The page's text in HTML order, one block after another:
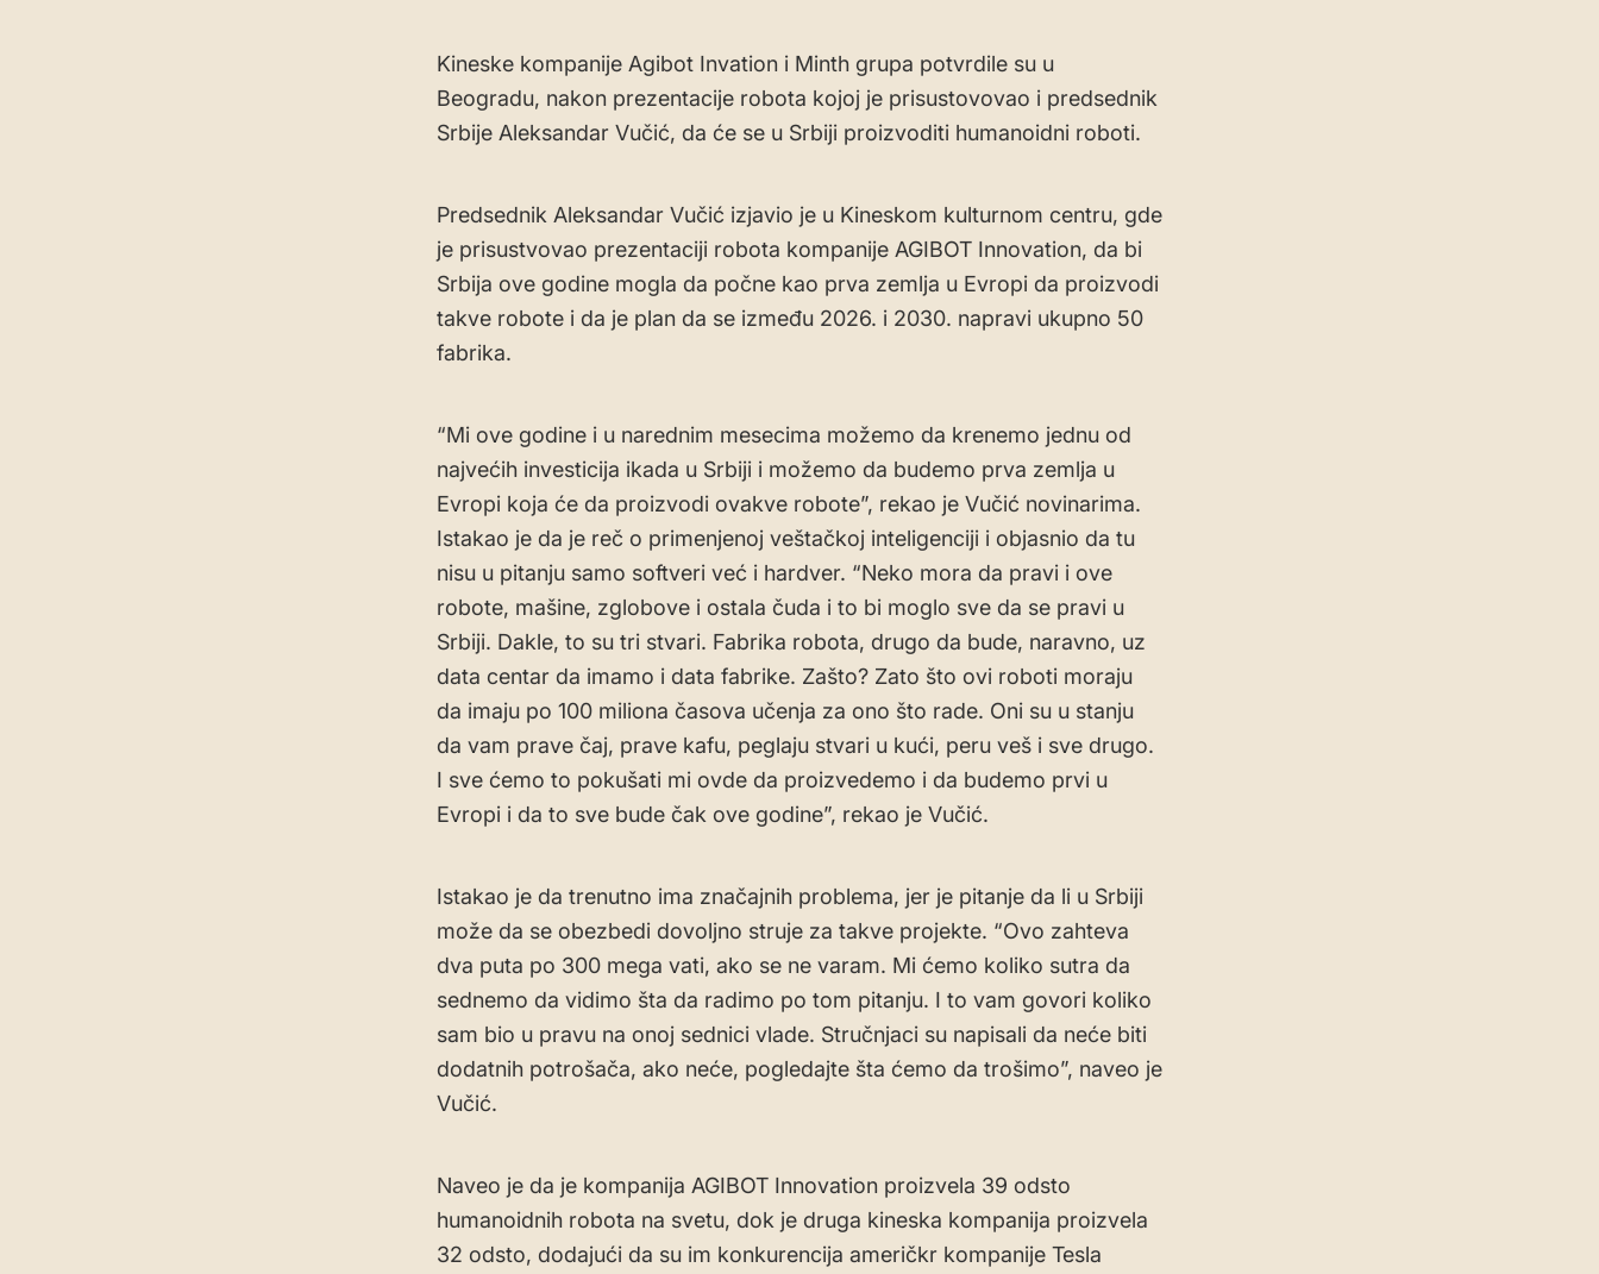
Kineske kompanije Agibot Invation i Minth grupa potvrdile su u
Beogradu, nakon prezentacije robota kojoj je prisustovovao i predsednik
Srbije Aleksandar Vučić, da će se u Srbiji proizvoditi humanoidni roboti.
Predsednik Aleksandar Vučić izjavio je u Kineskom kulturnom centru, gde
je prisustvovao prezentaciji robota kompanije AGIBOT Innovation, da bi
Srbija ove godine mogla da počne kao prva zemlja u Evropi da proizvodi
takve robote i da je plan da se između 2026. i 2030. napravi ukupno 50
fabrika.
“Mi ove godine i u narednim mesecima možemo da krenemo jednu od
najvećih investicija ikada u Srbiji i možemo da budemo prva zemlja u
Evropi koja će da proizvodi ovakve robote”, rekao je Vučić novinarima.
Istakao je da je reč o primenjenoj veštačkoj inteligenciji i objasnio da tu
nisu u pitanju samo softveri već i hardver. “Neko mora da pravi i ove
robote, mašine, zglobove i ostala čuda i to bi moglo sve da se pravi u
Srbiji. Dakle, to su tri stvari. Fabrika robota, drugo da bude, naravno, uz
data centar da imamo i data fabrike. Zašto? Zato što ovi roboti moraju
da imaju po 100 miliona časova učenja za ono što rade. Oni su u stanju
da vam prave čaj, prave kafu, peglaju stvari u kući, peru veš i sve drugo.
I sve ćemo to pokušati mi ovde da proizvedemo i da budemo prvi u
Evropi i da to sve bude čak ove godine”, rekao je Vučić.
Istakao je da trenutno ima značajnih problema, jer je pitanje da li u Srbiji
može da se obezbedi dovoljno struje za takve projekte. “Ovo zahteva
dva puta po 300 mega vati, ako se ne varam. Mi ćemo koliko sutra da
sednemo da vidimo šta da radimo po tom pitanju. I to vam govori koliko
sam bio u pravu na onoj sednici vlade. Stručnjaci su napisali da neće biti
dodatnih potrošača, ako neće, pogledajte šta ćemo da trošimo”, naveo je
Vučić.
Naveo je da je kompanija AGIBOT Innovation proizvela 39 odsto
humanoidnih robota na svetu, dok je druga kineska kompanija proizvela
32 odsto, dodajući da su im konkurencija američkr kompanije Tesla